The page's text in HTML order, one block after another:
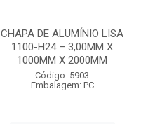
CHAPA DE ALUMÍNIO LISA
1100-H24 – 3,00MM X
1000MM X 2000MM
Código: 5903
Embalagem: PC